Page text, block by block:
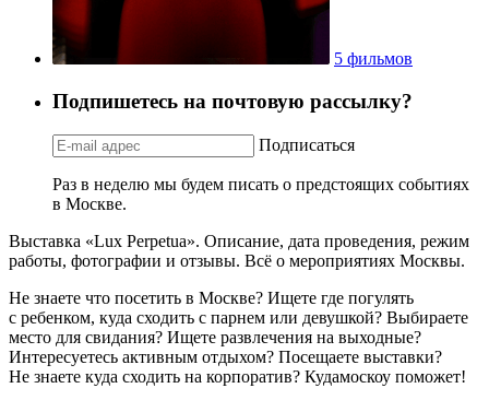
5 фильмов
Подпишетесь на почтовую рассылку?
Подписаться
Раз в неделю мы будем писать о предстоящих событиях
в Москве.
Выставка «Lux Perpetua». Описание, дата проведения, режим
работы, фотографии и отзывы. Всё о мероприятиях Москвы.
Не знаете что посетить в Москве? Ищете где погулять
с ребенком, куда сходить с парнем или девушкой? Выбираете
место для свидания? Ищете развлечения на выходные?
Интересуетесь активным отдыхом? Посещаете выставки?
Не знаете куда сходить на корпоратив? Кудамоскоу поможет!